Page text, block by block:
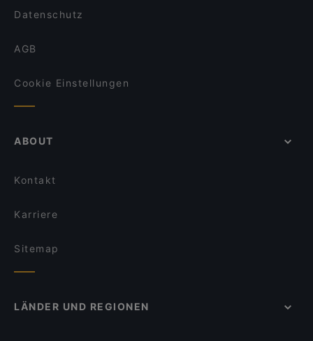
Goa HafenCity
Datenschutz
AGB
Cookie Einstellungen
ABOUT
Kontakt
Karriere
Sitemap
LÄNDER UND REGIONEN